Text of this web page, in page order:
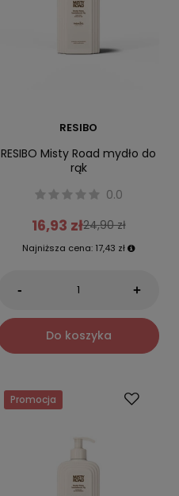
RESIBO
RESIBO Misty Road mydło do
rąk
0.0
16,93 zł24,90 zł
Najniższa cena: 17,43 zł
- +
Do koszyka
Promocja